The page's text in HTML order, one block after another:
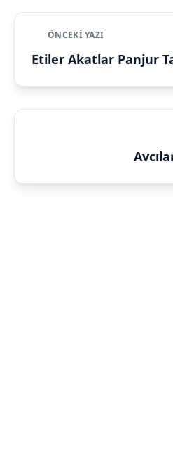
ÖNCEKI YAZI
Etiler Akatlar Panjur